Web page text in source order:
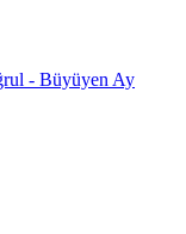
- Büyüyen Ay